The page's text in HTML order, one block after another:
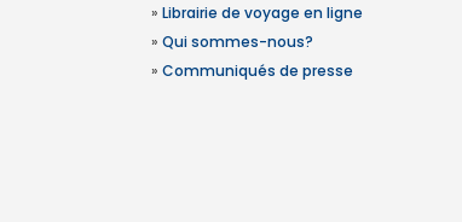
» Librairie de voyage en ligne
» Qui sommes-nous?
» Communiqués de presse